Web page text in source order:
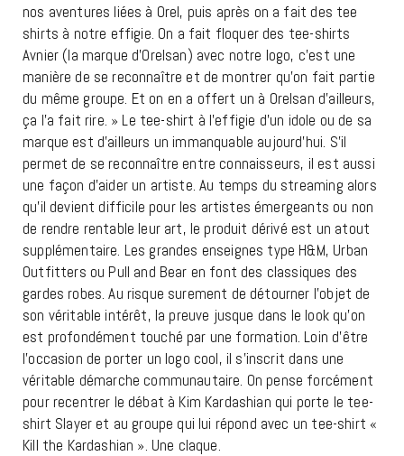
nos aventures liées à Orel, puis après on a fait des tee
shirts à notre effigie. On a fait floquer des tee-shirts
Avnier (la marque d’Orelsan) avec notre logo, c’est une
manière de se reconnaître et de montrer qu’on fait partie
du même groupe. Et on en a offert un à Orelsan d’ailleurs,
ça l’a fait rire. » Le tee-shirt à l’effigie d’un idole ou de sa
marque est d’ailleurs un immanquable aujourd’hui. S’il
permet de se reconnaître entre connaisseurs, il est aussi
une façon d’aider un artiste. Au temps du streaming alors
qu’il devient difficile pour les artistes émergeants ou non
de rendre rentable leur art, le produit dérivé est un atout
supplémentaire. Les grandes enseignes type H&M, Urban
Outfitters ou Pull and Bear en font des classiques des
gardes robes. Au risque surement de détourner l’objet de
son véritable intérêt, la preuve jusque dans le look qu’on
est profondément touché par une formation. Loin d’être
l’occasion de porter un logo cool, il s’inscrit dans une
véritable démarche communautaire. On pense forcément
pour recentrer le débat à Kim Kardashian qui porte le tee-
shirt Slayer et au groupe qui lui répond avec un tee-shirt «
Kill the Kardashian ». Une claque.